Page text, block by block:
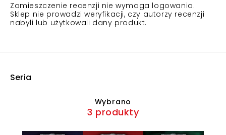
Zamieszczenie recenzji nie wymaga logowania.
Sklep nie prowadzi weryfikacji, czy autorzy recenzji
nabyli lub użytkowali dany produkt.
Seria
Wybrano
3 produkty